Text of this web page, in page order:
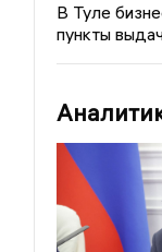
В Туле
пункты